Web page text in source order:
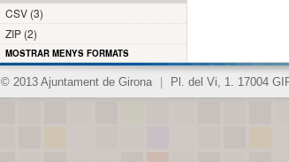
CSV (3)
ZIP (2)
MOSTRAR MENYS FORMATS
© 2013 Ajuntament de Girona Pl. del Vi, 1. 17004